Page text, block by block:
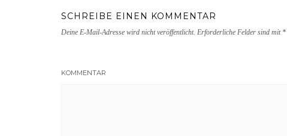
SCHREIBE EINEN KOMMENTAR
Deine E-Mail-Adresse wird nicht veröffentlicht. Erforderliche Felder sind mit *
KOMMENTAR